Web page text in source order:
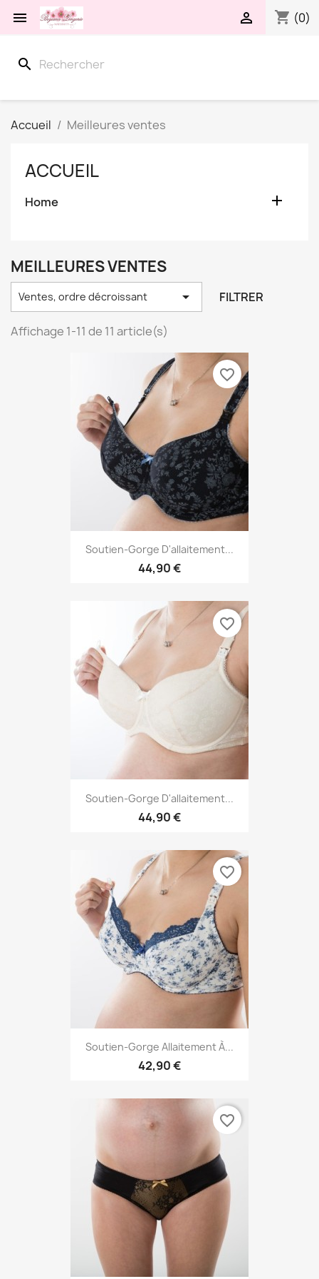
 shopping_cart (0)

search
Accueil Meilleures ventes
ACCUEIL
Home 
MEILLEURES VENTES
Ventes, ordre décroissant  FILTRER
Affichage 1-11 de 11 article(s)
Soutien-Gorge D'allaitement...
44,90 €
favorite_border
Soutien-Gorge D'allaitement...
44,90 €
favorite_border
Soutien-Gorge Allaitement À...
42,90 €
favorite_border
favorite_border